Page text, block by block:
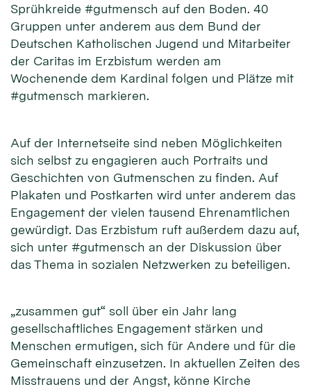
Sprühkreide #gutmensch auf den Boden. 40
Gruppen unter anderem aus dem Bund der
Deutschen Katholischen Jugend und Mitarbeiter
der Caritas im Erzbistum werden am
Wochenende dem Kardinal folgen und Plätze mit
#gutmensch markieren.
Auf der Internetseite sind neben Möglichkeiten
sich selbst zu engagieren auch Portraits und
Geschichten von Gutmenschen zu finden. Auf
Plakaten und Postkarten wird unter anderem das
Engagement der vielen tausend Ehrenamtlichen
gewürdigt. Das Erzbistum ruft außerdem dazu auf,
sich unter #gutmensch an der Diskussion über
das Thema in sozialen Netzwerken zu beteiligen.
„zusammen gut“ soll über ein Jahr lang
gesellschaftliches Engagement stärken und
Menschen ermutigen, sich für Andere und für die
Gemeinschaft einzusetzen. In aktuellen Zeiten des
Misstrauens und der Angst, könne Kirche